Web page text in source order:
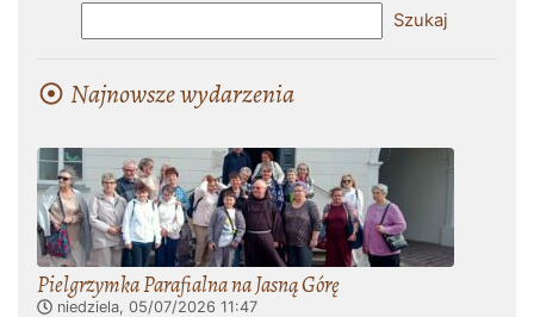
Najnowsze wydarzenia
Pielgrzymka Parafialna na Jasną Górę
niedziela, 05/07/2026 11:47